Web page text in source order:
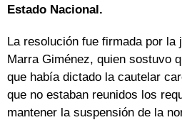
Estado Nacional.
La resolución fue firmada por la
Marra Giménez, quien sostuvo
que había dictado la cautelar
que no estaban reunidos los
mantener la suspensión de la